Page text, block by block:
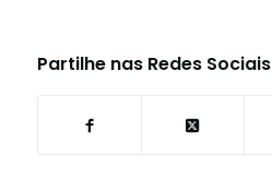
Partilhe nas Redes Sociais